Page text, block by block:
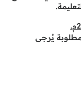
يُرجى